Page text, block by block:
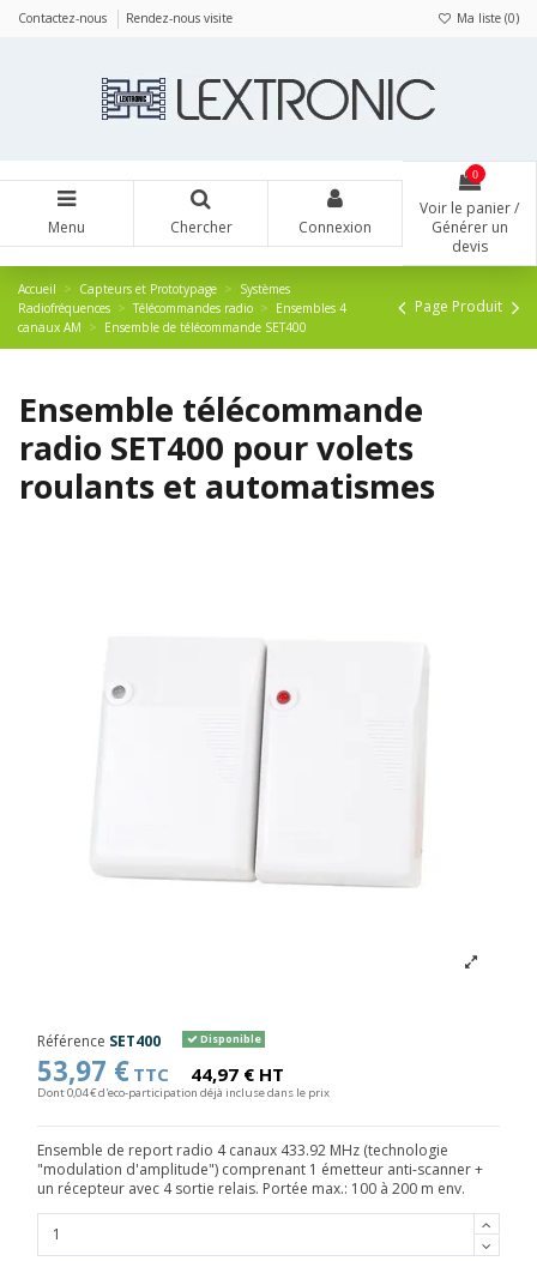
Contactez-nous Rendez-nous visite Ma liste (0)
Menu Chercher Connexion
0
Voir le panier /
Générer un
devis
Accueil Capteurs et Prototypage
Systèmes
Radiofréquences
Télécommandes radio
Ensembles 4
canaux AM
Ensemble de télécommande SET400
Page Produit
Ensemble télécommande
radio SET400 pour volets
roulants et automatismes
Référence SET400 Disponible
53,97 € TTC 44,97 € HT
Dont 0,04 € d'eco-participation déjà incluse dans le prix
Ensemble de report radio 4 canaux 433.92 MHz (technologie
"modulation d'amplitude") comprenant 1 émetteur anti-scanner +
un récepteur avec 4 sortie relais. Portée max.: 100 à 200 m env.
Panneau de gestion des cookies